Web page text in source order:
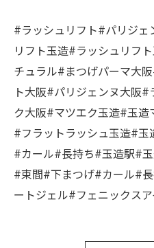
#ラッシュリフト#パリジ
リフト玉造#ラッシュリフ
チュラル#まつげパーマ大
ト大阪#パリジェンヌ大阪
ク大阪#マツエク玉造#玉
#フラットラッシュ玉造#
#カール#長持ち#玉造駅#
#束間#下まつげ#カール#
ートジェル#フェニックス